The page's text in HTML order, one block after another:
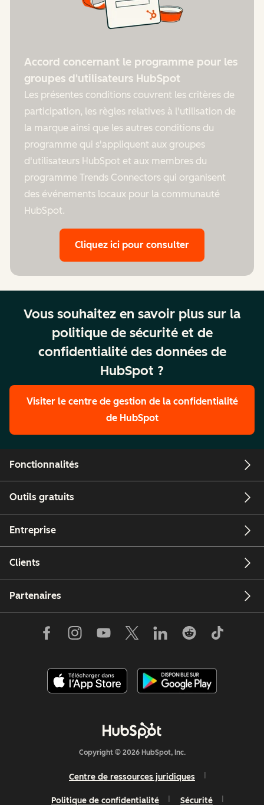
Accord concernant le programme pour les
groupes d'utilisateurs HubSpot
Les présentes conditions couvrent les critères de
participation, les règles relatives à l'utilisation de
la marque ainsi que les autres conditions du
programme qui s'appliquent aux ​groupes
d'utilisateurs HubSpot et aux membres du
programme Trends Connectors qui organisent
des événements locaux pour la communauté
HubSpot.
Cliquez ici pour consulter
Vous souhaitez en savoir plus sur la
politique de sécurité et de
confidentialité des données de
HubSpot ?
Visiter le centre de gestion de la confidentialité
de HubSpot
Fonctionnalités
Outils gratuits
Entreprise
Clients
Partenaires
Copyright © 2026 HubSpot, Inc.
Centre de ressources juridiques
Politique de confidentialité Sécurité